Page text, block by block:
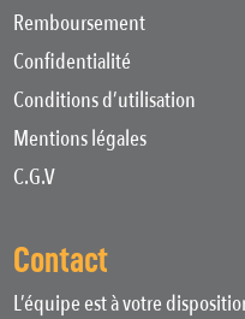
Remboursement
Confidentialité
Conditions d’utilisation
Mentions légales
C.G.V
Contact
L’équipe est à votre